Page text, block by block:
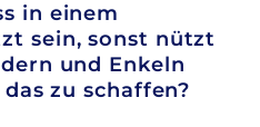
in einem
sein, sonst nützt
und Enkeln
zu schaffen?